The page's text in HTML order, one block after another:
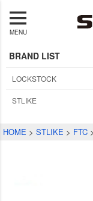
MENU
BRAND LIST
LOCKSTOCK
STLIKE
HOME STLIKE FTC